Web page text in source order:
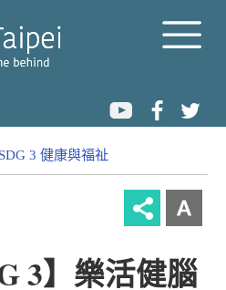
SDG 3 健康與福祉
3】樂活健腦